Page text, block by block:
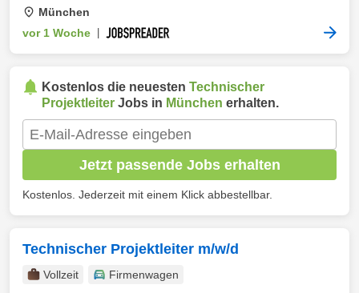
München
vor 1 Woche
Kostenlos die neuesten Technischer
Projektleiter Jobs in München erhalten.
Jetzt passende Jobs erhalten
Kostenlos. Jederzeit mit einem Klick abbestellbar.
Technischer Projektleiter m/w/d
Vollzeit
Firmenwagen